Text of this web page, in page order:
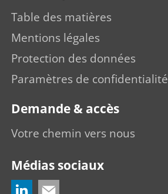
Table des matières
Mentions légales
Protection des données
Paramètres de confidentialité
Demande & accès
Votre chemin vers nous
Médias sociaux